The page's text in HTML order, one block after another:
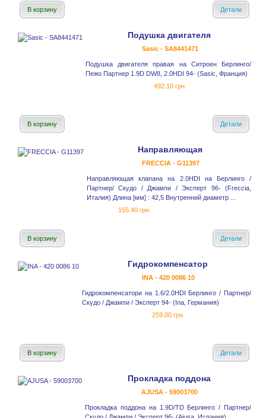
В корзину Детали
Подушка двигателя
Sasic - SA8441471
Подушка двигателя правая на Ситроен Берлинго/
Пежо Партнер 1.9D DW8, 2.0HDI 94- (Sasic, Франция)
492.10 грн.
В корзину Детали
Направляющая
FRECCIA - G11397
Направляющая клапана на 2.0HDI на Берлинго /
Партнер/ Скудо / Джампи / Эксперт 96- (Freccia,
Италия) Длина [мм] : 42,5 Внутренний диаметр ...
155.40 грн.
В корзину Детали
Гидрокомпенсатор
INA - 420 0086 10
Гидрокомпенсатори на 1.6/2.0HDI Берлинго / Партнер/
Скудо / Джампи / Эксперт 94- (Ina, Германия)
259.00 грн.
В корзину Детали
Прокладка поддона
AJUSA - 59003700
Прокладка поддона на 1.9D/TD Берлинго / Партнер/